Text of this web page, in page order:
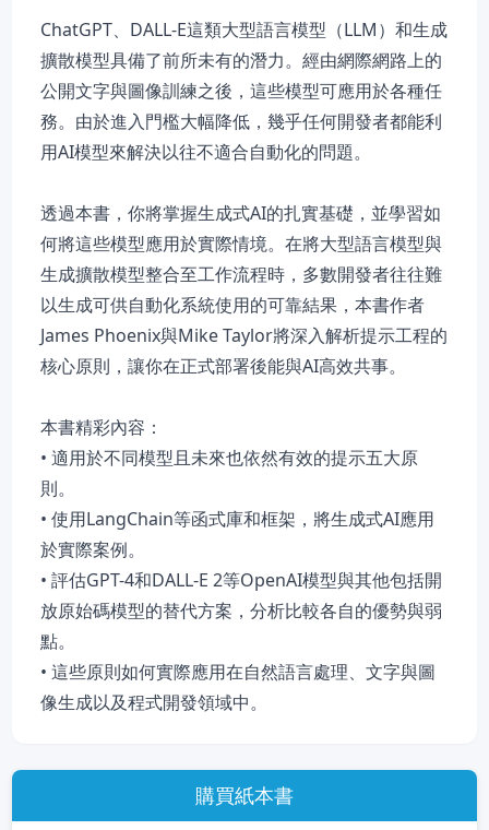
ChatGPT、DALL-E這類大型語言模型（LLM）和生成
擴散模型具備了前所未有的潛力。經由網際網路上的
公開文字與圖像訓練之後，這些模型可應用於各種任
務。由於進入門檻大幅降低，幾乎任何開發者都能利
用AI模型來解決以往不適合自動化的問題。
透過本書，你將掌握生成式AI的扎實基礎，並學習如
何將這些模型應用於實際情境。在將大型語言模型與
生成擴散模型整合至工作流程時，多數開發者往往難
以生成可供自動化系統使用的可靠結果，本書作者
James Phoenix與Mike Taylor將深入解析提示工程的
核心原則，讓你在正式部署後能與AI高效共事。
本書精彩內容：
• 適用於不同模型且未來也依然有效的提示五大原
則。
• 使用LangChain等函式庫和框架，將生成式AI應用
於實際案例。
• 評估GPT-4和DALL-E 2等OpenAI模型與其他包括開
放原始碼模型的替代方案，分析比較各自的優勢與弱
點。
• 這些原則如何實際應用在自然語言處理、文字與圖
像生成以及程式開發領域中。
購買紙本書